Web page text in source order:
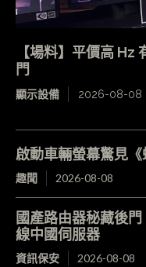
【場料】平價高
門
顯示設備 2026-08-08
啟動車輛螢幕驚見
趣聞 2026-08-08
國產路由器秘藏後
線中國伺服器
資訊保安 2026-08-08